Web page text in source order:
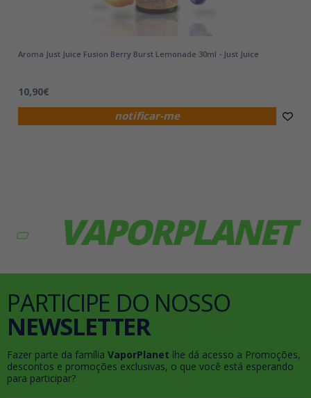
notificar-me
Aroma Just Juice Fusion Berry Burst Lemonade 30ml - Just Juice
10,90€
VAPORPLANET
PARTICIPE DO NOSSO
NEWSLETTER
Fazer parte da família VaporPlanet lhe dá acesso a Promoções,
descontos e promoções exclusivas, o que você está esperando
para participar?